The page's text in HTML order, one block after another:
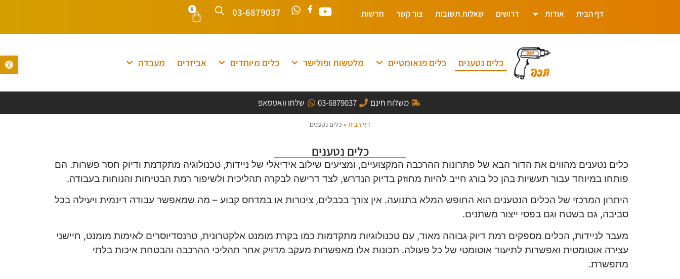
פתח
דף הבית אודות דרושים שאלות תשובות צור קשר חדשות 03-6879037
0
כלים נטענים כלים פנאומטיים מלטשות ופולישר כלים מיוחדים אביזרים מעבדה
משלוח חינם 03-6879037 שלחו וואטסאפ
דף הבית » כלים נטענים
כלים נטענים
כלים נטענים מהווים את הדור הבא של פתרונות ההרכבה המקצועיים, ומציעים שילוב אידיאלי של ניידות, טכנולוגיה מתקדמת ודיוק חסר פשרות. הם
פותחו במיוחד עבור תעשיות בהן כל בורג חייב להיות מחוזק בדיוק הנדרש, לצד דרישה לבקרה תהליכית ולשיפור רמת הבטיחות והנוחות בעבודה.
היתרון המרכזי של הכלים הנטענים הוא החופש המלא בתנועה. אין צורך בכבלים, צינורות או במדחס קבוע – מה שמאפשר עבודה דינמית ויעילה בכל
סביבה, גם בשטח וגם בפסי ייצור משתנים.
מעבר לניידות, הכלים מספקים רמת דיוק גבוהה מאוד, עם טכנולוגיות מתקדמות כמו בקרת מומנט אלקטרונית, טרנסדיוסרים לאימות מומנט, חיישני
עצירה אוטומטית ואפשרות לתיעוד אוטומטי של כל פעולה. תכונות אלו מאפשרות מעקב מדויק אחר תהליכי ההרכבה והבטחת איכות בלתי
מתפשרת.